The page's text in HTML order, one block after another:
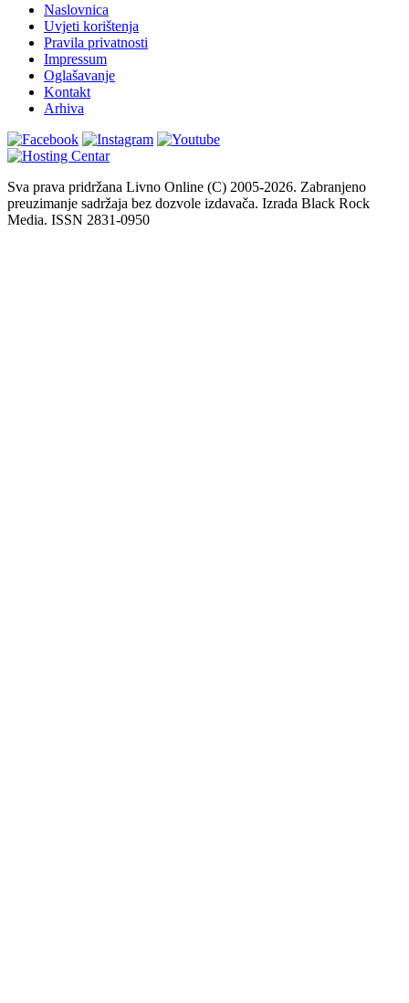
Naslovnica
Uvjeti korištenja
Pravila privatnosti
Impressum
Oglašavanje
Kontakt
Arhiva
Sva prava pridržana Livno Online (C) 2005-2026. Zabranjeno
preuzimanje sadržaja bez dozvole izdavača. Izrada Black Rock
Media. ISSN 2831-0950